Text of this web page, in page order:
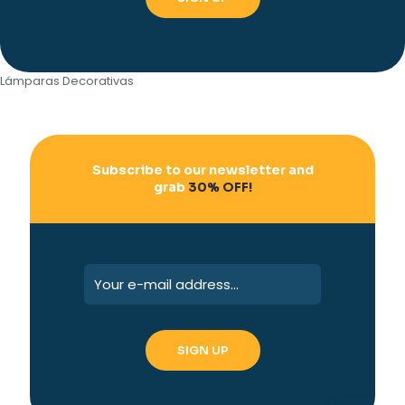
Lámparas Decorativas
Subscribe to our newsletter and
grab30% OFF!